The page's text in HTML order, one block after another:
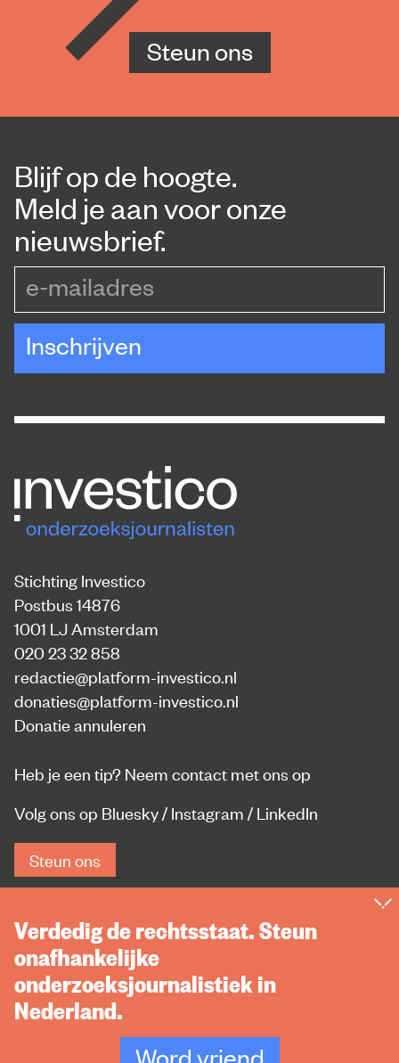
Steun ons
Blijf op de hoogte.
Meld je aan voor onze
nieuwsbrief.
Inschrijven
Stichting Investico
Postbus 14876
1001 LJ Amsterdam
020 23 32 858
redactie@platform-investico.nl
donaties@platform-investico.nl
Donatie annuleren
Heb je een tip? Neem contact met ons op
Volg ons op Bluesky/ Instagram / LinkedIn
Steun ons
Verdedig de rechtsstaat. Steun
onafhankelijke
onderzoeksjournalistiek in
Nederland.
Word vriend